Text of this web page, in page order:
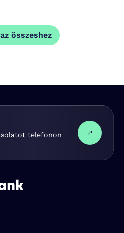
összeshez
telefonon